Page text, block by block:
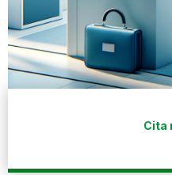
Cita